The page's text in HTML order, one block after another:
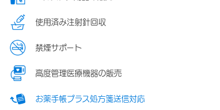
使用済み注射針回収
禁煙サポート
高度管理医療機器の販売
お薬手帳プラス処方箋送信対応